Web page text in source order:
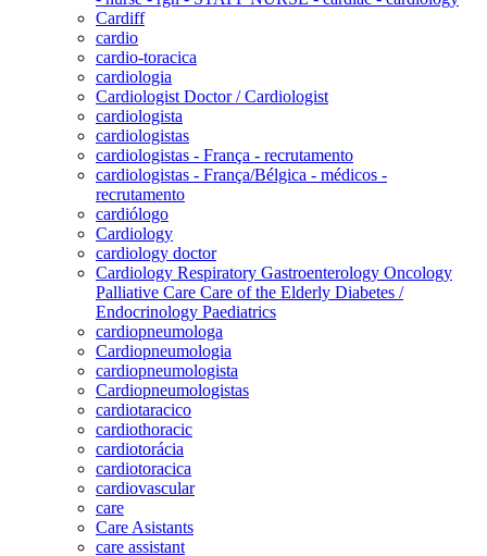
Cardiff
cardio
cardio-toracica
cardiologia
Cardiologist Doctor / Cardiologist
cardiologista
cardiologistas
cardiologistas - França - recrutamento
cardiologistas - França/Bélgica - médicos -
recrutamento
cardiólogo
Cardiology
cardiology doctor
Cardiology Respiratory Gastroenterology Oncology
Palliative Care Care of the Elderly Diabetes /
Endocrinology Paediatrics
cardiopneumologa
Cardiopneumologia
cardiopneumologista
Cardiopneumologistas
cardiotaracico
cardiothoracic
cardiotorácia
cardiotoracica
cardiovascular
care
Care Asistants
care assistant